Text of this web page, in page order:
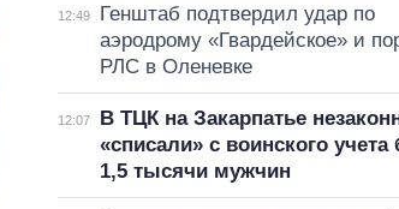
12:49
Генштаб подтвердил удар по
аэродрому «Гвардейское» и
РЛС в Оленевке
12:07
В ТЦК на Закарпатье
«списали» с воинского учета
1,5 тысячи мужчин